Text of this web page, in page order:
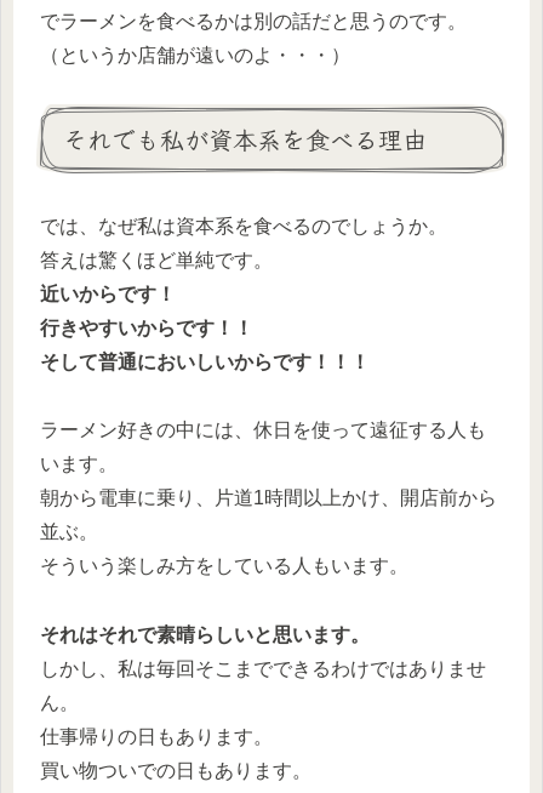
でラーメンを食べるかは別の話だと思うのです。
（というか店舗が遠いのよ・・・）
それでも私が資本系を食べる理由
では、なぜ私は資本系を食べるのでしょうか。
答えは驚くほど単純です。
近いからです！
行きやすいからです！！
そして普通においしいからです！！！
ラーメン好きの中には、休日を使って遠征する人も
います。
朝から電車に乗り、片道1時間以上かけ、開店前から
並ぶ。
そういう楽しみ方をしている人もいます。
それはそれで素晴らしいと思います。
しかし、私は毎回そこまでできるわけではありませ
ん。
仕事帰りの日もあります。
買い物ついでの日もあります。